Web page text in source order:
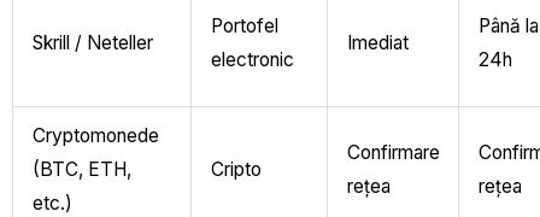
Skrill / Neteller
Portofel
electronic
Imediat
Până la
24h
Cryptomonede
(BTC, ETH,
etc.)
Cripto
Confirmare
rețea
rețea